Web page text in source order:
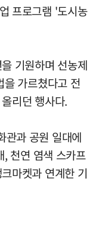
프로그램 '도시농
기원하며 선농제
을 가르쳤다고 전
리던 행사다.
관과 공원 일대에
, 천연 염색 스카프
마켓과 연계한 기